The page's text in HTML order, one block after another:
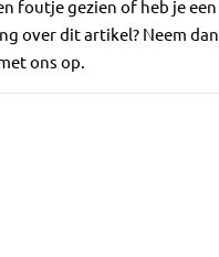
foutje gezien of heb je een
over dit artikel? Neem dan
ons op.